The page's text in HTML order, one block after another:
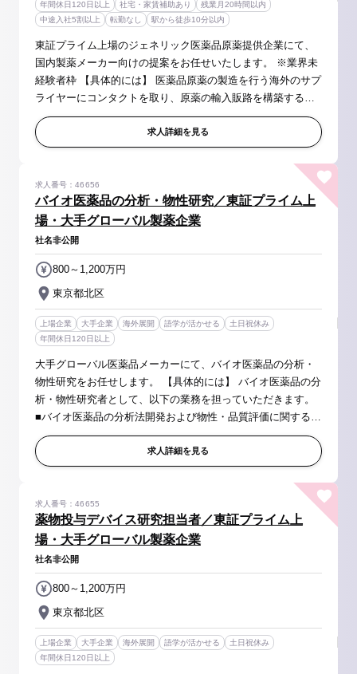
年間休日120日以上 社宅・家賃補助あり
残業月20時間以内
中途入社5割以上
転勤なし 駅から徒歩10分以内
東証プライム上場のジェネリック医薬品原薬提供企業にて、
国内製薬メーカー向けの提案をお任せいたします。 ※業界未
経験者枠 【具体的には】 医薬品原薬の製造を行う海外のサプ
ライヤーにコンタクトを取り、原薬の輸入販路を構築すると
ころから、国内製薬メーカー様への提案営業まで担当いただ
きます。 ■医薬品メ...
求人詳細を見る
バイオ医薬品の分析・物性研究／東証プライム上
場・大手グローバル製薬企業
求人番号：46656
社名非公開
東京都北区
800～1,200万円
上場企業 大手企業 海外展開 語学が活かせる
土日祝休み
年間休日120日以上
大手グローバル医薬品メーカーにて、バイオ医薬品の分析・
物性研究をお任せします。 【具体的には】 バイオ医薬品の分
析・物性研究者として、以下の業務を担っていただきます。
■バイオ医薬品の分析法開発および物性・品質評価に関する研
究 ■プロセス開発における分析観点での課題解決および新規
分析技術の開発・...
求人詳細を見る
薬物投与デバイス研究担当者／東証プライム上
場・大手グローバル製薬企業
求人番号：46655
社名非公開
東京都北区
800～1,200万円
上場企業 大手企業 海外展開 語学が活かせる
土日祝休み
年間休日120日以上